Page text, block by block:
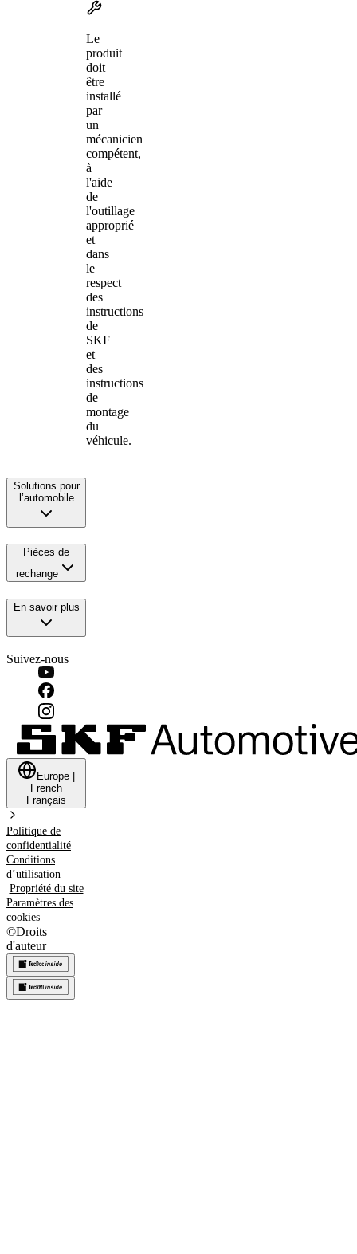
Le
produit
doit
être
installé
par
un
mécanicien
compétent,
à
l'aide
de
l'outillage
approprié
et
dans
le
respect
des
instructions
de
SKF
et
des
instructions
de
montage
du
véhicule.
Solutions pour
l’automobile
Pièces de
rechange
En savoir plus
Suivez-nous
Europe
French
Français
Politique de
confidentialité
Conditions
d’utilisation
Propriété du site
Paramètres des
cookies
©Droits
d'auteur